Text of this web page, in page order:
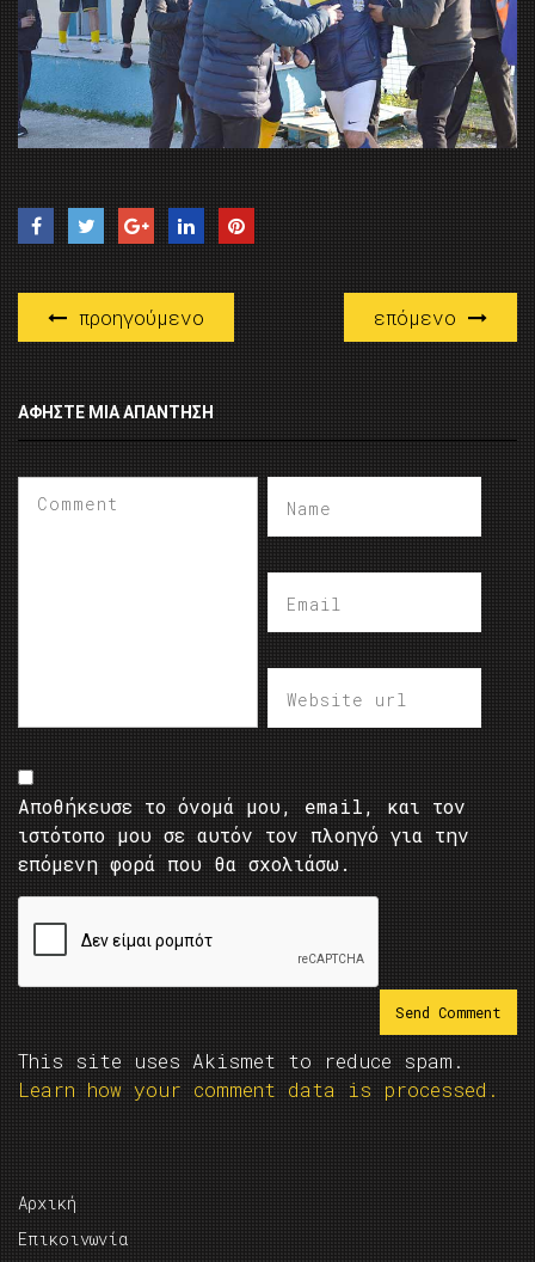
προηγούμενο επόμενο
ΑΦΉΣΤΕ ΜΙΑ ΑΠΆΝΤΗΣΗ
Αποθήκευσε το όνομά μου, email, και τον
ιστότοπο μου σε αυτόν τον πλοηγό για την
επόμενη φορά που θα σχολιάσω.
This site uses Akismet to reduce spam.
Learn how your comment data is processed.
Αρχική
Επικοινωνία